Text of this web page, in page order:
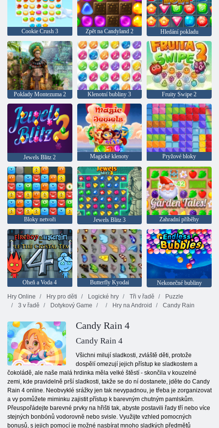
Cookie Crush 3 Zpět na Candyland 2 Hledání pokladu
Poklady Montezuma 2 Klenotní bubliny 3 Fruity Swipe 2
Jewels Blitz 2 Magické klenoty Pryžové bloky
Bloky netvoři Jewels Blitz 3 Zahradní příběhy
Oheň a Voda 4 Butterfly Kyodai
Nekonečné bubliny
Hry Online
Hry pro děti Logické hry Tři v řadě
Puzzle
3 v řadě
Dotykový Game Hry na Android Candy Rain
Candy Rain 4
Candy Rain 4
Všichni milují sladkosti, zvláště děti, protože
dospělí omezují jejich přístup ke sladkostem a
čokoládě, ale naše malá hrdinka měla velké štěstí - skončila v kouzelné
zemi, kde pravidelně prší sladkosti, takže se do ní dostanete, jděte do Candy
Rain 4 online. Neobvyklé srážky jen tak nevypadnou, je třeba je zorganizovat
a vy pomůžete miminku zajistit přístup k barevným chutným pamlskům.
Přeuspořádejte barevné prvky na hřišti tak, abyste postavili řady tří nebo více
stejných bonbónů vodorovně nebo svisle. Využijte vzhled pomocných
bonusů, s jejich pomocí je možné nasbírat mnoho sladkých předmětů